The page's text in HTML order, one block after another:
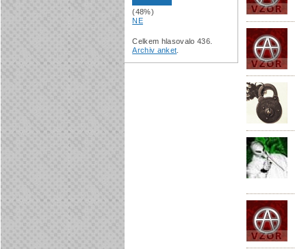
(48%)
NE
Celkem hlasovalo 436.
Archiv anket